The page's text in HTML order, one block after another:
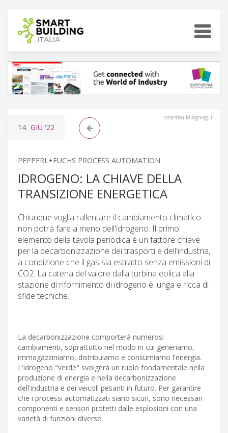
smartbuildingmag.it
14 GIU '22
PEPPERL+FUCHS PROCESS AUTOMATION
IDROGENO: LA CHIAVE DELLA
TRANSIZIONE ENERGETICA
Chiunque voglia rallentare il cambiamento climatico
non potrà fare a meno dell'idrogeno. Il primo
elemento della tavola periodica è un fattore chiave
per la decarbonizzazione dei trasporti e dell'industria,
a condizione che il gas sia estratto senza emissioni di
CO2. La catena del valore dalla turbina eolica alla
stazione di rifornimento di idrogeno è lunga e ricca di
sfide tecniche.
La decarbonizzazione comporterà numerosi
cambiamenti, soprattutto nel modo in cui generiamo,
immagazziniamo, distribuiamo e consumiamo l'energia.
L'idrogeno "verde" svolgerà un ruolo fondamentale nella
produzione di energia e nella decarbonizzazione
dell'industria e dei veicoli pesanti in futuro. Per garantire
che i processi automatizzati siano sicuri, sono necessari
componenti e sensori protetti dalle esplosioni con una
varietà di funzioni diverse.